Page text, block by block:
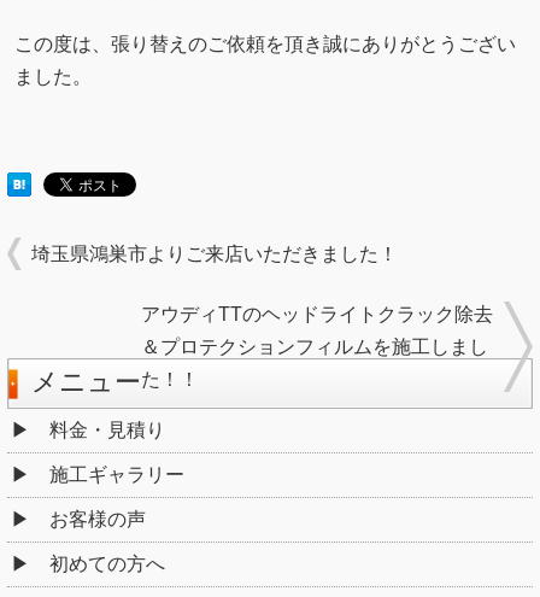
この度は、張り替えのご依頼を頂き誠にありがとうござい
ました。
埼玉県鴻巣市よりご来店いただきました！
アウディTTのヘッドライトクラック除去
＆プロテクションフィルムを施工しまし
た！！
メニュー
料金・見積り
施工ギャラリー
お客様の声
初めての方へ